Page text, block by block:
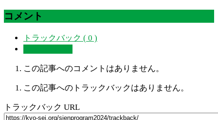
コメント
トラックバック ( 0 )
この記事へのコメントはありません。
この記事へのトラックバックはありません。
トラックバック URL